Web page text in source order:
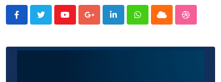
YoutubeGoogle+LinkedInWhatsappCloud